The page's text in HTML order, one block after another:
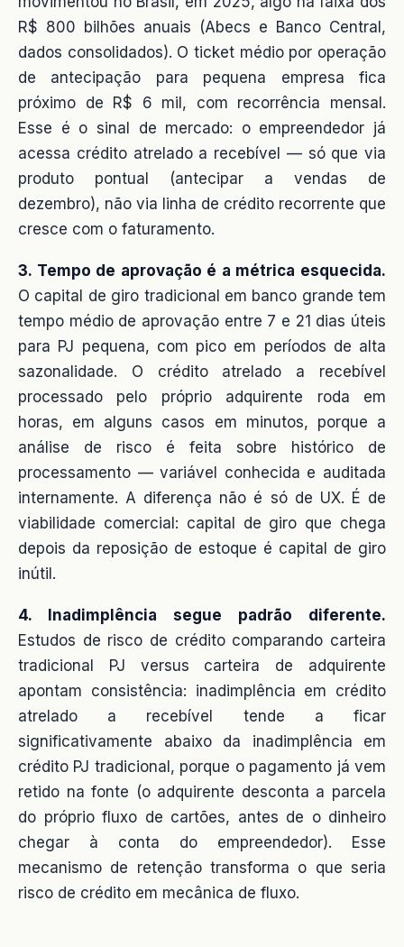
R$ 800 bilhões anuais (Abecs e Banco Central,
dados consolidados). O ticket médio por operação
de antecipação para pequena empresa fica
próximo de R$ 6 mil, com recorrência mensal.
Esse é o sinal de mercado: o empreendedor já
acessa crédito atrelado a recebível — só que via
produto pontual (antecipar a vendas de
dezembro), não via linha de crédito recorrente que
cresce com o faturamento.
3. Tempo de aprovação é a métrica esquecida.
O capital de giro tradicional em banco grande tem
tempo médio de aprovação entre 7 e 21 dias úteis
para PJ pequena, com pico em períodos de alta
sazonalidade. O crédito atrelado a recebível
processado pelo próprio adquirente roda em
horas, em alguns casos em minutos, porque a
análise de risco é feita sobre histórico de
processamento — variável conhecida e auditada
internamente. A diferença não é só de UX. É de
viabilidade comercial: capital de giro que chega
depois da reposição de estoque é capital de giro
inútil.
4. Inadimplência segue padrão diferente.
Estudos de risco de crédito comparando carteira
tradicional PJ versus carteira de adquirente
apontam consistência: inadimplência em crédito
atrelado a recebível tende a ficar
significativamente abaixo da inadimplência em
crédito PJ tradicional, porque o pagamento já vem
retido na fonte (o adquirente desconta a parcela
do próprio fluxo de cartões, antes de o dinheiro
chegar à conta do empreendedor). Esse
mecanismo de retenção transforma o que seria
risco de crédito em mecânica de fluxo.